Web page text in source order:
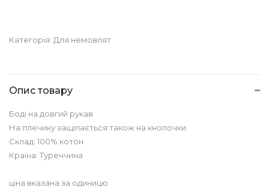
Категорія: Для немовлят
Опис товару
Боді на довгий рукав
На плечику защіпається також на кнопочки
Склад: 100% котон
Країна: Туреччина
ціна вказана за одиницю